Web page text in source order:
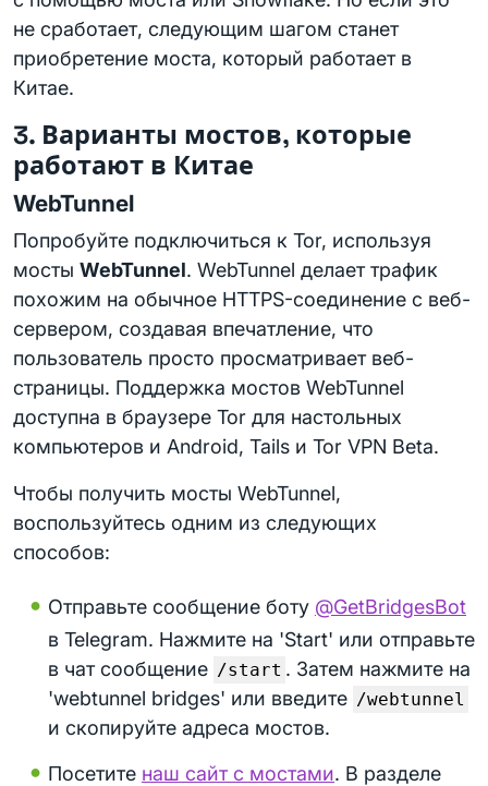
не сработает, следующим шагом станет
приобретение моста, который работает в
Китае.
3. Варианты мостов, которые
работают в Китае
WebTunnel
Попробуйте подключиться к Tor, используя
мосты WebTunnel. WebTunnel делает трафик
похожим на обычное HTTPS-соединение с веб-
сервером, создавая впечатление, что
пользователь просто просматривает веб-
страницы. Поддержка мостов WebTunnel
доступна в браузере Tor для настольных
компьютеров и Android, Tails и Tor VPN Beta.
Чтобы получить мосты WebTunnel,
воспользуйтесь одним из следующих
способов:
Отправьте сообщение боту @GetBridgesBot
в Telegram. Нажмите на 'Start' или отправьте
в чат сообщение /start . Затем нажмите на
'webtunnel bridges' или введите /webtunnel
и скопируйте адреса мостов.
Посетите наш сайт с мостами. В разделе